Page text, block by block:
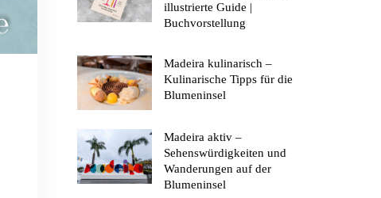
illustrierte Guide |
Buchvorstellung
Madeira kulinarisch –
Kulinarische Tipps für die
Blumeninsel
Madeira aktiv –
Sehenswürdigkeiten und
Wanderungen auf der
Blumeninsel